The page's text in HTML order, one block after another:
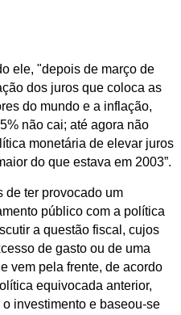
ele, "depois de março de
dos juros que coloca as
do mundo e a inflação,
não cai; até agora não
monetária de elevar juros
do que estava em 2003”.
de ter provocado um
público com a política
a questão fiscal, cujos
de gasto ou de uma
vem pela frente, de acordo
equivocada anterior,
investimento e baseou-se